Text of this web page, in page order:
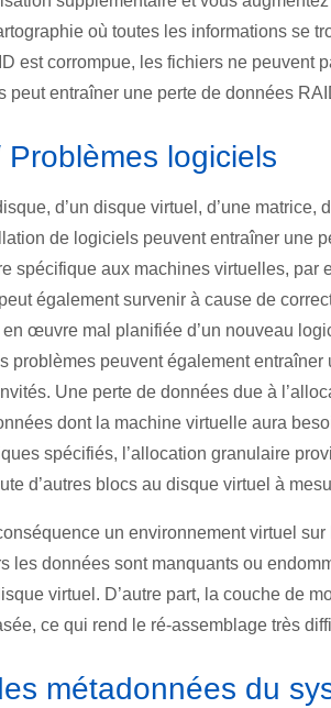
où toutes les informations se
est corrompue, les fichiers ne peuvent
peut entraîner une perte de données
logiciels
d’un disque virtuel, d’une matrice,
de logiciels peuvent entraîner une
spécifique aux machines virtuelles, par
également survenir à cause de
œuvre mal planifiée d’un nouveau
problèmes peuvent également
Une perte de données due à
dont la machine virtuelle aura
spécifiés, l’allocation granulaire
d’autres blocs au disque virtuel à
un environnement virtuel
les données sont manquants ou
virtuel. D’autre part, la couche de
ce qui rend le ré-assemblage très
métadonnées du